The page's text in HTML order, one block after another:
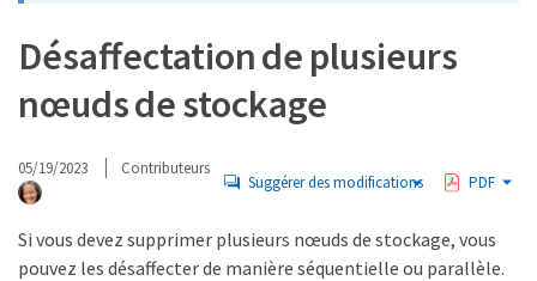
Désaffectation de plusieurs
nœuds de stockage
05/19/2023 Contributeurs
Suggérer des modifications PDF
Si vous devez supprimer plusieurs nœuds de stockage, vous
pouvez les désaffecter de manière séquentielle ou parallèle.